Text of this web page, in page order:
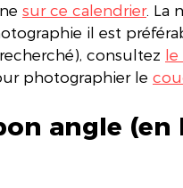
sur ce calendrier. La
il est
consultez le
photographier le
angle (en